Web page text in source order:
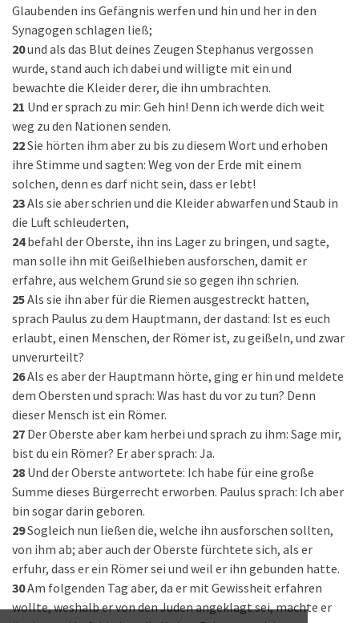
Glaubenden ins Gefängnis werfen und hin und her in den
Synagogen schlagen ließ;
20und als das Blut deines Zeugen Stephanus vergossen
wurde, stand auch ich dabei und willigte mit ein und
bewachte die Kleider derer, die ihn umbrachten.
21 Und er sprach zu mir: Geh hin! Denn ich werde dich weit
weg zu den Nationen senden.
22Sie hörten ihm aber zu bis zu diesem Wort und erhoben
ihre Stimme und sagten: Weg von der Erde mit einem
solchen, denn es darf nicht sein, dass er lebt!
23Als sie aber schrien und die Kleider abwarfen und Staub in
die Luft schleuderten,
24 befahl der Oberste, ihn ins Lager zu bringen, und sagte,
man solle ihn mit Geißelhieben ausforschen, damit er
erfahre, aus welchem Grund sie so gegen ihn schrien.
25Als sie ihn aber für die Riemen ausgestreckt hatten,
sprach Paulus zu dem Hauptmann, der dastand: Ist es euch
erlaubt, einen Menschen, der Römer ist, zu geißeln, und zwar
unverurteilt?
26Als es aber der Hauptmann hörte, ging er hin und meldete
dem Obersten und sprach: Was hast du vor zu tun? Denn
dieser Mensch ist ein Römer.
27 Der Oberste aber kam herbei und sprach zu ihm: Sage mir,
bist du ein Römer? Er aber sprach: Ja.
28 Und der Oberste antwortete: Ich habe für eine große
Summe dieses Bürgerrecht erworben. Paulus sprach: Ich aber
bin sogar darin geboren.
29Sogleich nun ließen die, welche ihn ausforschen sollten,
von ihm ab; aber auch der Oberste fürchtete sich, als er
erfuhr, dass er ein Römer sei und weil er ihn gebunden hatte.
30Am folgenden Tag aber, da er mit Gewissheit erfahren
wollte, weshalb er von den Juden angeklagt sei, machte er